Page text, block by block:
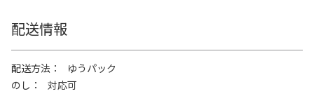
配送情報
配送方法
ゆうパック
のし
対応可